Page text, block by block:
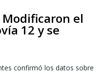
Modificaron el
12 y se
confirmó los datos sobre